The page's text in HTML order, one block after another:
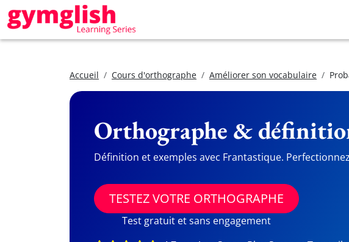
Accueil Cours d'orthographe Améliorer son vocabulaire
Orthographe &
Définition et exemples avec Frantastique.
TESTEZ VOTRE ORTHOGRAPHE
Test gratuit et sans engagement